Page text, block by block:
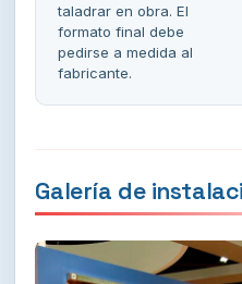
taladrar en obra. El
formato final debe
pedirse a medida al
fabricante.
Galería de